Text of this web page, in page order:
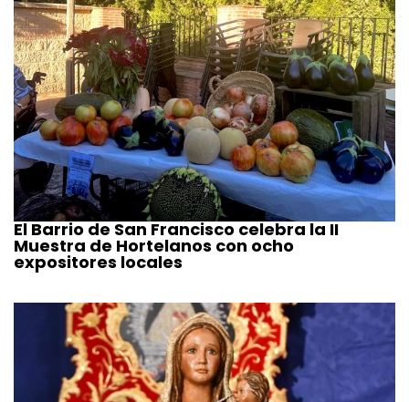
El Barrio de San Francisco celebra la II
Muestra de Hortelanos con ocho
expositores locales